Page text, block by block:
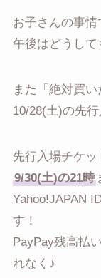
お子さんの事
午後はどうし
また「絶対買
10/28(土)の先
先行入場チケッ
9/30(土)の21時
Yahoo!JAPAN
す！
PayPay残高払
れなく♪